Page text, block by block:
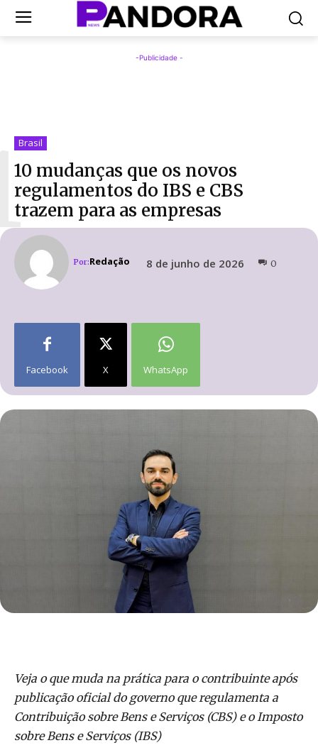
-Publicidade -
Brasil
10 mudanças que os novos
regulamentos do IBS e CBS
trazem para as empresas
Por:Redação 8 de junho de 2026 0
Facebook X WhatsApp
Veja o que muda na prática para o contribuinte após
publicação oficial do governo que regulamenta a
Contribuição sobre Bens e Serviços (CBS) e o Imposto
sobre Bens e Serviços (IBS)